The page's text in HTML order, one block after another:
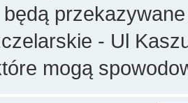
- Ul
mogą